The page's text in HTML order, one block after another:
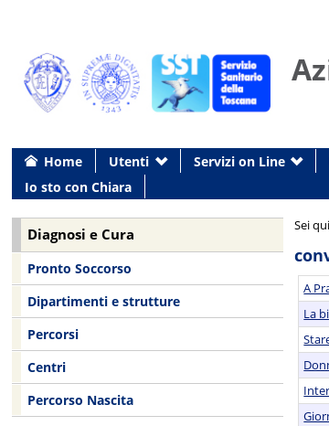
Home Utenti Servizi on Line
Io sto con Chiara
Sei
A
La
Diagnosi e Cura
Pronto Soccorso
Dipartimenti e strutture
Percorsi
Centri
Percorso Nascita